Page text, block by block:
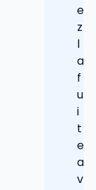
e
z
l
a
f
u
i
t
e
a
v